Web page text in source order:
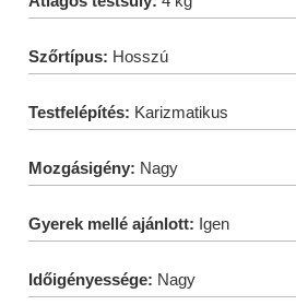
Szőrtípus: Hosszú
Testfelépítés: Karizmatikus
Mozgásigény: Nagy
Gyerek mellé ajánlott: Igen
Időigényessége: Nagy